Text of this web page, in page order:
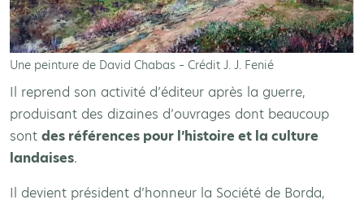
Une peinture de David Chabas – Crédit J. J. Fenié
Il reprend son activité d’éditeur après la guerre,
produisant des dizaines d’ouvrages dont beaucoup
sont des références pour l’histoire et la culture
landaises.
Il devient président d’honneur la Société de Borda,